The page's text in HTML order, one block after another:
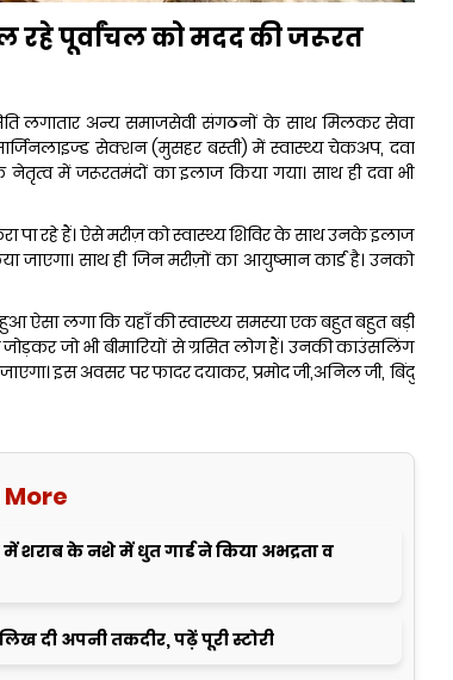
रहे पूर्वांचल को मदद की जरूरत
लगातार अन्य समाजसेवी संगठनों के साथ मिलकर सेवा
सेक्शन (मुसहर बस्ती) में स्वास्थ्य चेकअप, दवा
में जरूरतमंदों का इलाज किया गया। साथ ही दवा भी
पा रहे हैं। ऐसे मरीज़ को स्वास्थ्य शिविर के साथ उनके इलाज
साथ ही जिन मरीज़ों का आयुष्मान कार्ड है। उनको
ऐसा लगा कि यहाँ की स्वास्थ्य समस्या एक बहुत बहुत बड़ी
जो भी बीमारियों से ग्रसित लोग हैं। उनकी काउंसलिंग
इस अवसर पर फादर दयाकर, प्रमोद जी,अनिल जी, बिंदु
के नशे में धुत गार्ड ने किया अभद्रता व
दी अपनी तकदीर, पढ़ें पूरी स्टोरी